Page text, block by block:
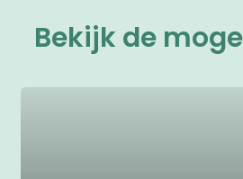
Bekijk de